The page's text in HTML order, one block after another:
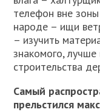
телефон вне
народе – ищи
– изучить
знакомого,
строительства
Самый
прельстился